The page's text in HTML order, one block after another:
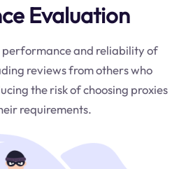
Evaluation
performance and reliability of
reviews from others who
the risk of choosing proxies
requirements.